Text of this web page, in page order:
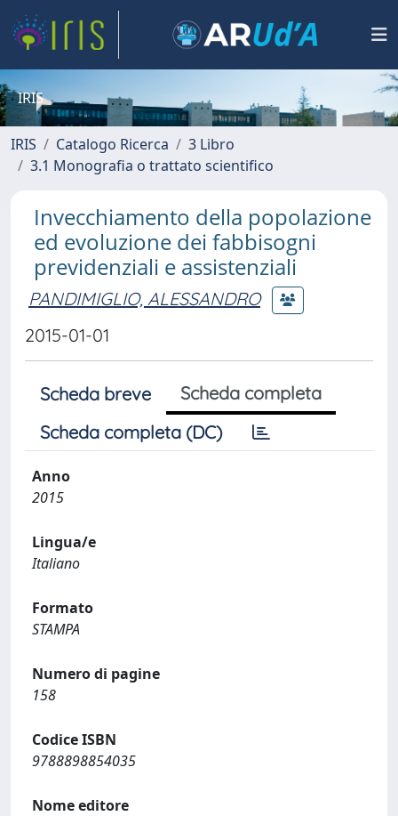
IRIS
IRIS Catalogo Ricerca
3 Libro
3.1 Monografia o trattato scientifico
Invecchiamento della popolazione
ed evoluzione dei fabbisogni
previdenziali e assistenziali
PANDIMIGLIO, ALESSANDRO
2015-01-01
Scheda breve
Scheda completa
Scheda completa (DC)
Anno
2015
Lingua/e
Italiano
Formato
STAMPA
Numero di pagine
158
Codice ISBN
9788898854035
Nome editore